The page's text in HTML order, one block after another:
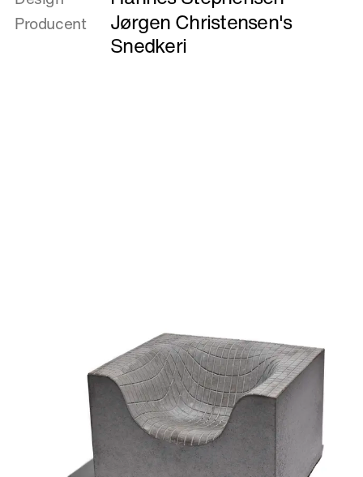
Boomerang
Producent
Jørgen Christensen's
Snedkeri